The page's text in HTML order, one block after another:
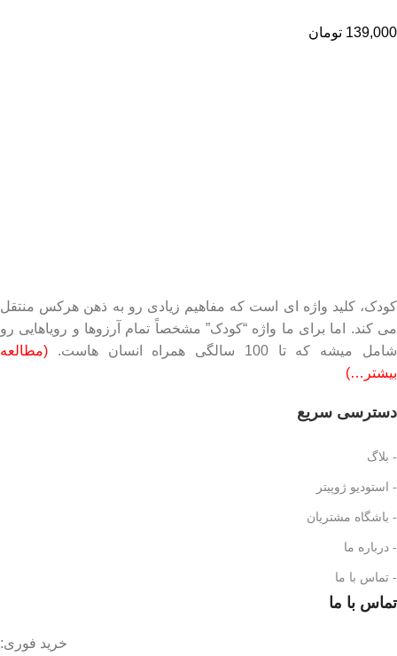
139,000 تومان
کودک، کلید واژه ای است که مفاهیم زیادی رو به ذهن هرکس منتقل
می کند. اما برای ما واژه “کودک” مشخصاً تمام آرزوها و رویاهایی رو
شامل میشه که تا 100 سالگی همراه انسان هاست.
(مطالعه
بیشتر…)
دسترسی سریع
- بلاگ
- استودیو ژوپیتر
- باشگاه مشتریان
- درباره ما
- تماس با ما
تماس با ما
خرید فوری: